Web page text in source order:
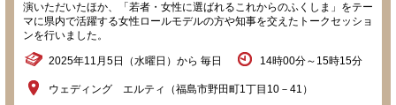
演いただいたほか、「若者・女性に選ばれるこれからのふくしま」をテー
マに県内で活躍する女性ロールモデルの方や知事を交えたトークセッショ
ンを行いました。
2025年11月5日（水曜日）から 毎日 14時00分～15時15分
ウェディング エルティ（福島市野田町1丁目10－41）